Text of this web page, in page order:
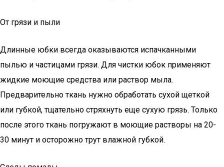
От грязи и пыли
Длинные юбки всегда оказываются испачканными
пылью и частицами грязи. Для чистки юбок применяют
жидкие моющие средства или раствор мыла.
Предварительно ткань нужно обработать сухой щеткой
или губкой, тщательно стряхнуть еще сухую грязь. Только
после этого ткань погружают в моющие растворы на 20-
30 минут и осторожно трут влажной губкой.